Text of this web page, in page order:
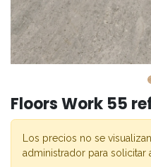
Floors Work 55
Los precios no se
administrador para solicitar